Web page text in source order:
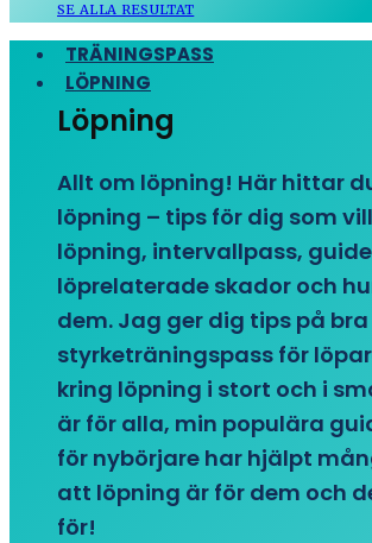
SE ALLA RESULTAT
TRÄNINGSPASS
LÖPNING
Löpning
Allt om löpning! Här hittar
löpning – tips för dig som
löpning, intervallpass,
löprelaterade skador och
dem. Jag ger dig tips på bra
styrketräningspass för
kring löpning i stort och i
är för alla, min populära
för nybörjare har hjälpt
att löpning är för dem och
för!